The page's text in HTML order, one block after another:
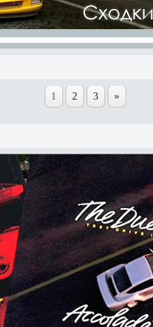
1 2 3 »